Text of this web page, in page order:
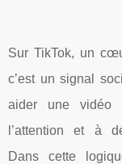
Sur TikTok, un
c’est un signal
aider une vidéo
l’attention et à
Dans cette